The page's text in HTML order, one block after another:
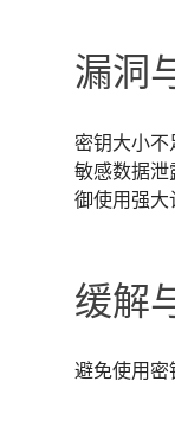
漏洞
密钥大小
敏感数据
御使用强大
缓解
避免使用密